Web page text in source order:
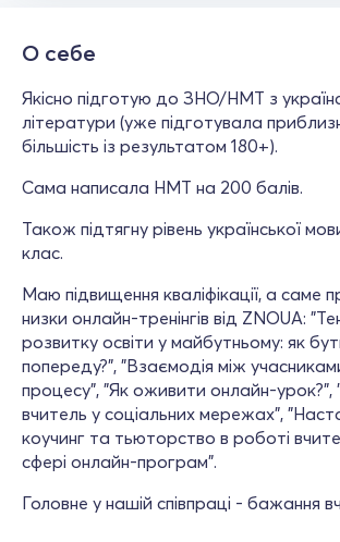
О себе
Якісно підготую до ЗНО/НМТ з
літератури (уже підготувала
більшість із результатом 180+).
Сама написала НМТ на 200 балів.
Також підтягну рівень української
клас.
Маю підвищення кваліфікації, а саме
низки онлайн-тренінгів від ZNOUA:
розвитку освіти у майбутньому: як
попереду?", "Взаємодія між
процесу", "Як оживити онлайн-урок?",
вчитель у соціальних мережах",
коучинг та тьюторство в роботі
сфері онлайн-програм".
Головне у нашій співпраці - бажання